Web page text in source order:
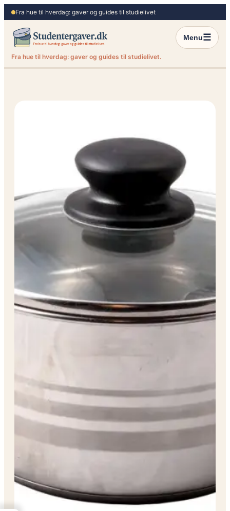
Spring
til
indhold
Fra hue til hverdag: gaver og guides til studielivet
Menu☰
Fra hue til hverdag: gaver og guides til studielivet.